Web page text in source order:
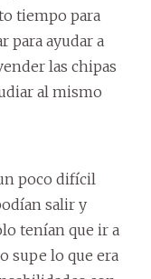
tiempo para
para ayudar a
las chipas
al mismo
poco difícil
salir y
tenían que ir a
supe lo que era